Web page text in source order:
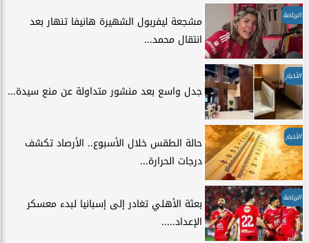
الرياضة
مشجعة ليفربول الشهيرة هانيفا تنهار بعد
انتقال محمد...
الأخبار
جدل واسع بعد منشور متداولة عن منع سيدة...
الأخبار
حالة الطقس خلال الأسبوع.. الأرصاد تكشف
درجات الحرارة...
الرياضة
بعثة الأهلي تغادر إلى إسبانيا لبدء معسكر
الإعداد.....